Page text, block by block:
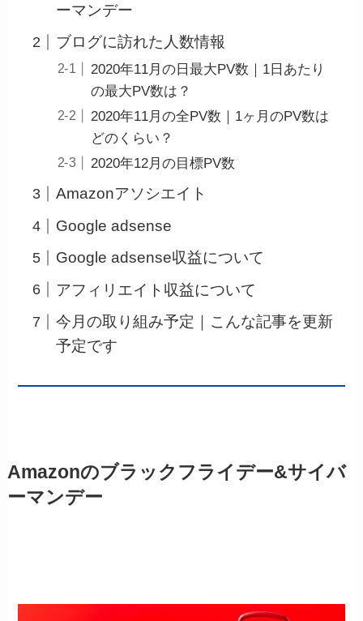
ーマンデー
ブログに訪れた人数情報
2020年11月の日最大PV数｜1日あたり
の最大PV数は？
2020年11月の全PV数｜1ヶ月のPV数は
どのくらい？
2020年12月の目標PV数
Amazonアソシエイト
Google adsense
Google adsense収益について
アフィリエイト収益について
今月の取り組み予定｜こんな記事を更新
予定です
Amazonのブラックフライデー&サイバ
ーマンデー